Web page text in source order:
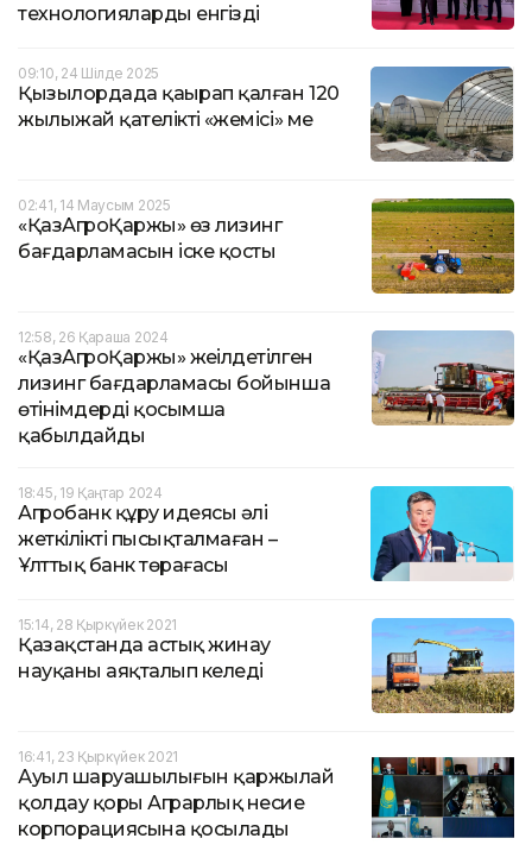
технологияларды енгізді
09:10, 24 Шілде 2025
Қызылордада қаңырап қалған 120
жылыжай қателіктің «жемісі» ме
02:41, 14 Маусым 2025
«ҚазАгроҚаржы» өз лизинг
бағдарламасын іске қосты
12:58, 26 Қараша 2024
«ҚазАгроҚаржы» жеңілдетілген
лизинг бағдарламасы бойынша
өтінімдерді қосымша
қабылдайды
18:45, 19 Қаңтар 2024
Агробанк құру идеясы әлі
жеткілікті пысықталмаған –
Ұлттық банк төрағасы
15:14, 28 Қыркүйек 2021
Қазақстанда астық жинау
науқаны аяқталып келеді
16:41, 23 Қыркүйек 2021
Ауыл шаруашылығын қаржылай
қолдау қоры Аграрлық несие
корпорациясына қосылады